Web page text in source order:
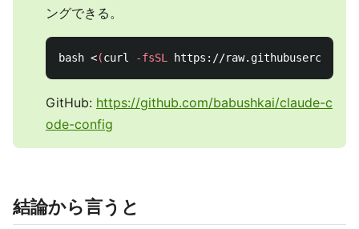
ングできる。
bash <(curl -fsSL https://
GitHub: https://github.com/babushkai/claude-c
ode-config
結論から言うと